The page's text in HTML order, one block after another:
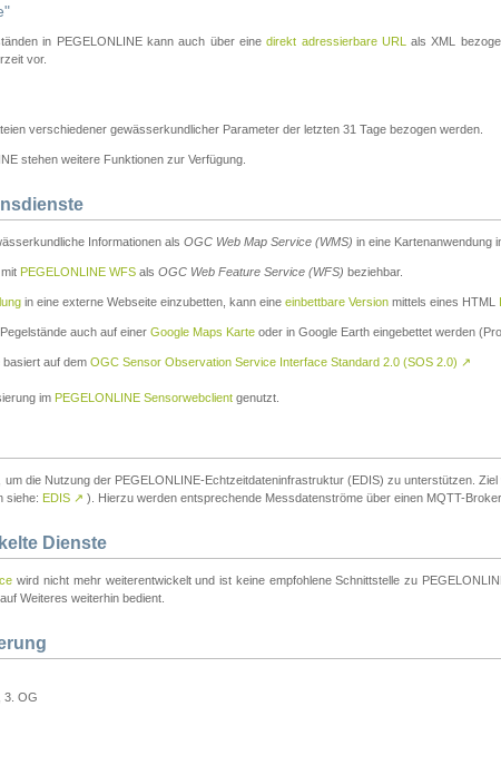
in PEGELONLINE kann auch über einedirekt adressierbare URL
als XML
vor.
verschiedener gewässerkundlicher Parameter der letzten 31 Tage bezogen werden.
stehen weitere Funktionen zur Verfügung.
Informationen als OGC Web Map Service (WMS) in eine Kartenanwendung
PEGELONLINE WFS als OGC Web Feature Service (WFS) beziehbar.
in eine externe Webseite einzubetten, kann eine einbettbare Version mittels eines HTML
auch auf einer Google Maps Karte oder in Google Earth eingebettet werden
basiert auf dem OGC Sensor Observation Service Interface Standard 2.0 (SOS 2.0) ↗
im PEGELONLINE Sensorwebclient genutzt.
um die Nutzung der PEGELONLINE-Echtzeitdateninfrastruktur (EDIS) zu unterstützen.
siehe: EDIS ↗ ). Hierzu werden entsprechende Messdatenströme über einen MQTT-
Dienste
wird nicht mehr weiterentwickelt und ist keine empfohlene Schnittstelle zu
Weiteres weiterhin bedient.
3. OG